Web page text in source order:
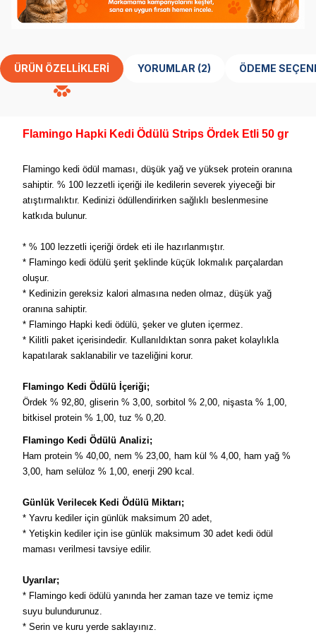
ÜRÜN ÖZELLIKLERI YORUMLAR (2) ÖDEME
Flamingo Hapki Kedi Ödülü Strips Ördek Etli 50 gr
Flamingo kedi ödül maması, düşük yağ ve yüksek protein oranına
sahiptir. % 100 lezzetli içeriği ile kedilerin severek yiyeceği bir
atıştırmalıktır. Kedinizi ödüllendirirken sağlıklı beslenmesine
katkıda bulunur.
* % 100 lezzetli içeriği ördek eti ile hazırlanmıştır.
* Flamingo kedi ödülü şerit şeklinde küçük lokmalık parçalardan
oluşur.
* Kedinizin gereksiz kalori almasına neden olmaz, düşük yağ
oranına sahiptir.
* Flamingo Hapki kedi ödülü, şeker ve gluten içermez.
* Kilitli paket içerisindedir. Kullanıldıktan sonra paket kolaylıkla
kapatılarak saklanabilir ve tazeliğini korur.
Flamingo Kedi Ödülü İçeriği;
Ördek % 92,80, gliserin % 3,00, sorbitol % 2,00, nişasta % 1,00,
bitkisel protein % 1,00, tuz % 0,20.
Flamingo Kedi Ödülü Analizi;
Ham protein % 40,00, nem % 23,00, ham kül % 4,00, ham yağ %
3,00, ham selüloz % 1,00, enerji 290 kcal.
Günlük Verilecek Kedi Ödülü Miktarı;
* Yavru kediler için günlük maksimum 20 adet,
* Yetişkin kediler için ise günlük maksimum 30 adet kedi ödül
maması verilmesi tavsiye edilir.
Uyarılar;
* Flamingo kedi ödülü yanında her zaman taze ve temiz içme
suyu bulundurunuz.
* Serin ve kuru yerde saklayınız.